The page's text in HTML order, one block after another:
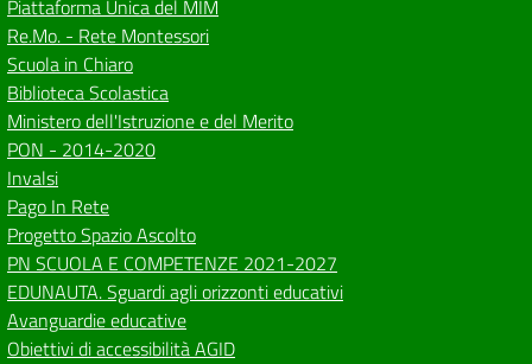
Piattaforma Unica del MIM
Re.Mo. - Rete Montessori
Scuola in Chiaro
Biblioteca Scolastica
Ministero dell'Istruzione e del Merito
PON - 2014-2020
Invalsi
Pago In Rete
Progetto Spazio Ascolto
PN SCUOLA E COMPETENZE 2021-2027
EDUNAUTA. Sguardi agli orizzonti educativi
Avanguardie educative
Obiettivi di accessibilità AGID